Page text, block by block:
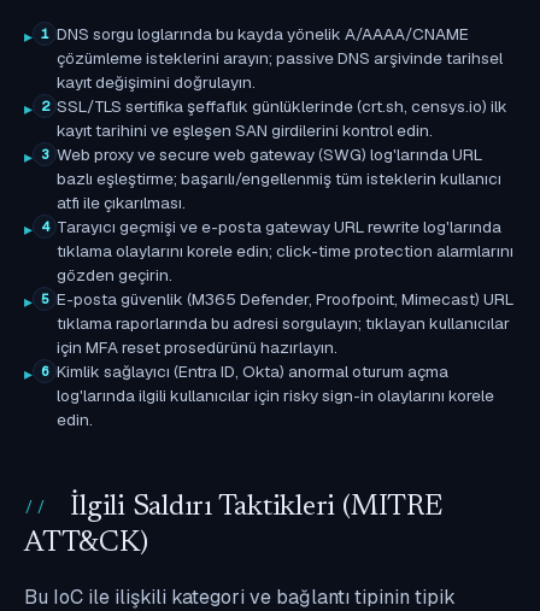
1 DNS sorgu loglarında bu kayda yönelik A/AAAA/CNAME
çözümleme isteklerini arayın; passive DNS arşivinde tarihsel
kayıt değişimini doğrulayın.
2 SSL/TLS sertifika şeffaflık günlüklerinde (crt.sh, censys.io) ilk
kayıt tarihini ve eşleşen SAN girdilerini kontrol edin.
3 Web proxy ve secure web gateway (SWG) log'larında URL
bazlı eşleştirme; başarılı/engellenmiş tüm isteklerin kullanıcı
atfı ile çıkarılması.
4 Tarayıcı geçmişi ve e-posta gateway URL rewrite log'larında
tıklama olaylarını korele edin; click-time protection alarmlarını
gözden geçirin.
5 E-posta güvenlik (M365 Defender, Proofpoint, Mimecast) URL
tıklama raporlarında bu adresi sorgulayın; tıklayan kullanıcılar
için MFA reset prosedürünü hazırlayın.
6 Kimlik sağlayıcı (Entra ID, Okta) anormal oturum açma
log'larında ilgili kullanıcılar için risky sign-in olaylarını korele
edin.
İlgili Saldırı Taktikleri (MITRE
ATT&CK)
Bu IoC ile ilişkili kategori ve bağlantı tipinin tipik